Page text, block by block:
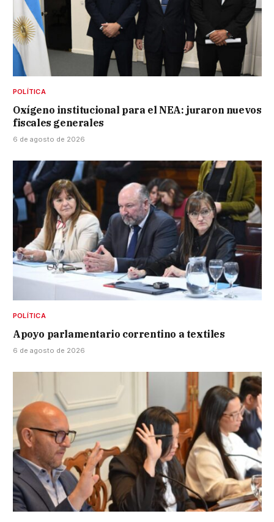
POLÍTICA
Oxígeno institucional para el NEA: juraron nuevos
fiscales generales
6 de agosto de 2026
POLÍTICA
Apoyo parlamentario correntino a textiles
6 de agosto de 2026